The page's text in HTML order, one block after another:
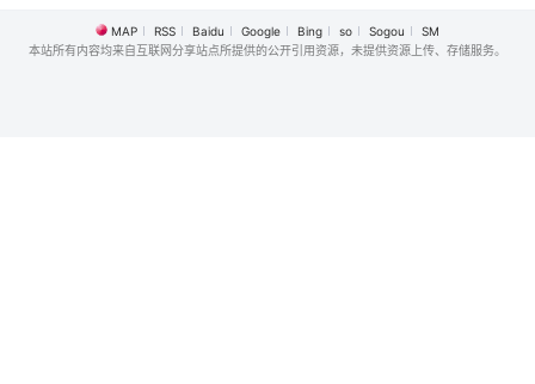
MAP RSS Baidu Google Bing so Sogou
SM
本站所有内容均来自互联网分享站点所提供的公开引用资源，未提供资源上传、存储服务。